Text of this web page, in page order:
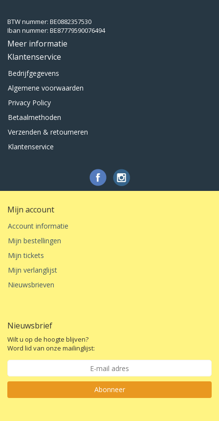
BTW nummer: BE0882357530
Iban nummer: BE87779590076494
Meer informatie
Klantenservice
Bedrijfgegevens
Algemene voorwaarden
Privacy Policy
Betaalmethoden
Verzenden & retourneren
Klantenservice
Mijn account
Account informatie
Mijn bestellingen
Mijn tickets
Mijn verlanglijst
Nieuwsbrieven
Nieuwsbrief
Wilt u op de hoogte blijven?
Word lid van onze mailinglijst:
Abonneer